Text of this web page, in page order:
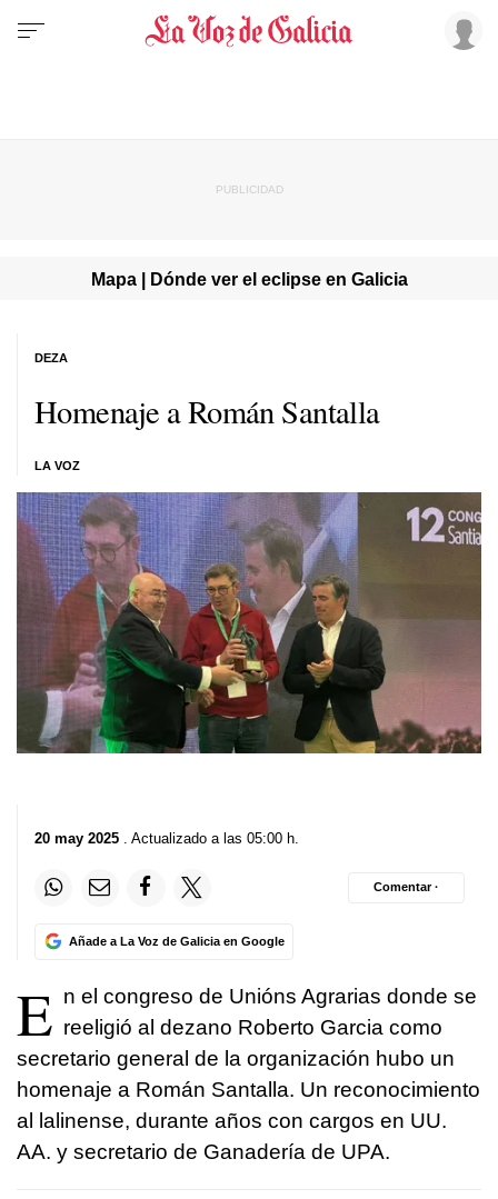
Mapa | Dónde ver el eclipse en Galicia
Homenaje a Román Santalla
LA VOZ
DEZA
20 may 2025 . Actualizado a las 05:00 h.
Añade a La Voz de Galicia en Google
Comentar ·
E n el congreso de Unións Agrarias donde se
reeligió al dezano Roberto Garcia como
secretario general de la organización hubo un
homenaje a Román Santalla. Un reconocimiento
al lalinense, durante años con cargos en UU.
AA. y secretario de Ganadería de UPA.